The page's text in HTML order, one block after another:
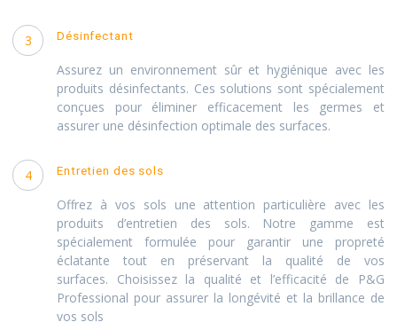
3 Désinfectant
Assurez un environnement sûr et hygiénique avec les
produits désinfectants. Ces solutions sont spécialement
conçues pour éliminer efficacement les germes et
assurer une désinfection optimale des surfaces.
4 Entretien des sols
Offrez à vos sols une attention particulière avec les
produits d’entretien des sols. Notre gamme est
spécialement formulée pour garantir une propreté
éclatante tout en préservant la qualité de vos
surfaces. Choisissez la qualité et l’efficacité de P&G
Professional pour assurer la longévité et la brillance de
vos sols